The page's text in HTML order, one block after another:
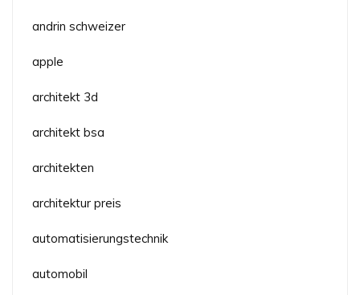
andrin schweizer
apple
architekt 3d
architekt bsa
architekten
architektur preis
automatisierungstechnik
automobil